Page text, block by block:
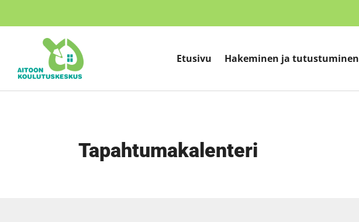
Etusivu Hakeminen ja tutustuminen
Tapahtumakalenteri